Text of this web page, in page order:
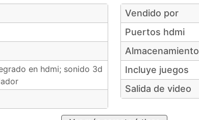
en hdmi; sonido 3d
Vendido por
Puertos hdmi
Almacenamiento
Incluye juegos
Salida de video